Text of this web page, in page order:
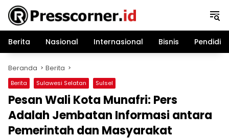
Langsung
konten
Berita
Nasional Internasional Bisnis
Beranda Berita
Berita Sulawesi Selatan Sulsel
Pesan Wali Kota Munafri: Pers
Adalah Jembatan Informasi antara
Pemerintah dan Masyarakat